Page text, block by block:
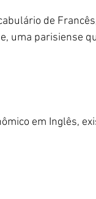
de
uma parisiense
em Inglês,